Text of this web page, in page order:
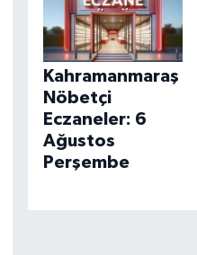
Kahramanmaraş
Nöbetçi
Eczaneler: 6
Ağustos
Perşembe